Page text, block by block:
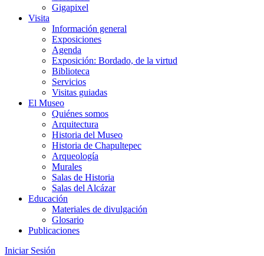
Gigapixel
Visita
Información general
Exposiciones
Agenda
Exposición: Bordado, de la virtud
Biblioteca
Servicios
Visitas guiadas
El Museo
Quiénes somos
Arquitectura
Historia del Museo
Historia de Chapultepec
Arqueología
Murales
Salas de Historia
Salas del Alcázar
Educación
Materiales de divulgación
Glosario
Publicaciones
Iniciar Sesión